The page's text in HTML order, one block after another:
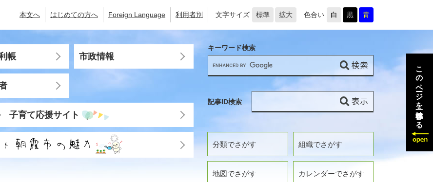
本文へ はじめての方へ Foreign Language 利用者別 文字サイズ 標準 拡大 色合い 白 黒 青
帳 市政情報
子育て応援サイト
分類でさがす 組織でさがす
地図でさがす カレンダーでさがす
キーワード検索
記事ID検索 このページを一時保存する